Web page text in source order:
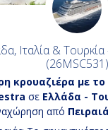
Ιταλία &
(26MSC531)
κρουαζιέρα με το
σε Ελλάδα -
από